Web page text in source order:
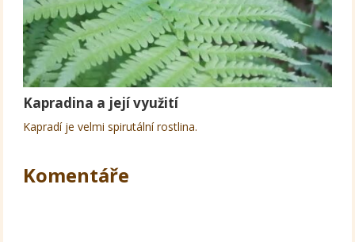
Kapradina a její využití
Kapradí je velmi spirutální rostlina.
Komentáře